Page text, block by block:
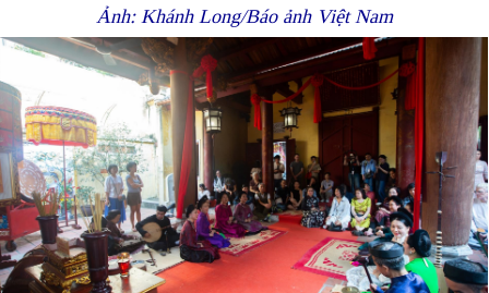
Ảnh: Khánh Long/Báo ảnh Việt Nam